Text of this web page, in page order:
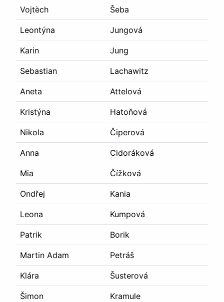
Vojtèch Šeba
Leontýna Jungová
Karin Jung
Sebastian Lachawitz
Aneta Attelová
Kristýna Hatoňová
Nikola Čiperová
Anna Cidoráková
Mia Čížková
Ondřej Kania
Leona Kumpová
Patrik Borik
Martin Adam Petráš
Klára Šusterová
Šimon Kramule